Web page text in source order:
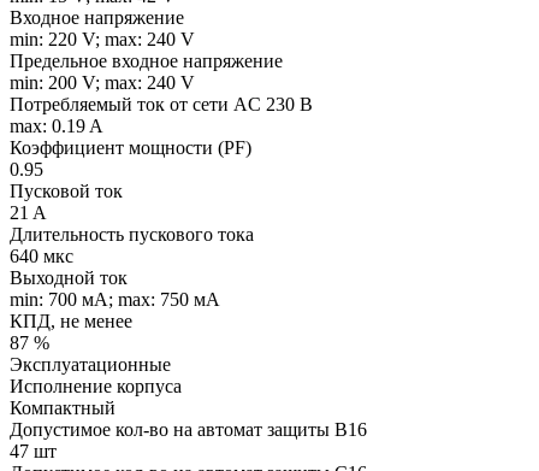
Входное напряжение
min: 220 V; max: 240 V
Предельное входное напряжение
min: 200 V; max: 240 V
Потребляемый ток от сети AC 230 В
max: 0.19 A
Коэффициент мощности (PF)
0.95
Пусковой ток
21 A
Длительность пускового тока
640 мкс
Выходной ток
min: 700 мA; max: 750 мA
КПД, не менее
87 %
Эксплуатационные
Исполнение корпуса
Компактный
Допустимое кол-во на автомат защиты B16
47 шт